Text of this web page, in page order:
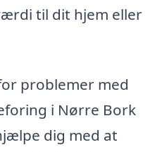
til dit hjem eller
problemer med
i Nørre Bork
dig med at